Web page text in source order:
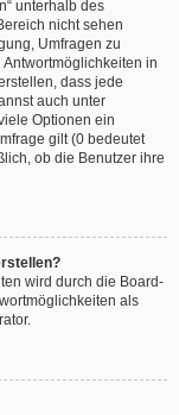
unterhalb des
nicht sehen
Umfragen zu
in
dass jede
auch unter
Optionen ein
gilt (0 bedeutet
ob die Benutzer ihre
wird durch die Board-
als